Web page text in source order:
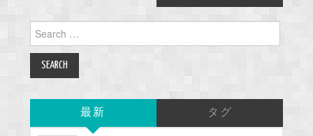
for:
最新 タグ